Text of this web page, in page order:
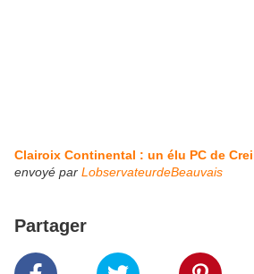
Clairoix Continental : un élu PC de
envoyé par LobservateurdeBeauvais
Partager